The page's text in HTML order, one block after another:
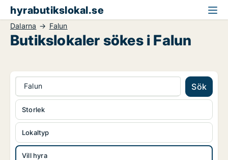
hyrabutikslokal.se
Dalarna Falun
Butikslokaler sökes i Falun
Falun Sök
Lokaltyp
Vill hyra
Storlek